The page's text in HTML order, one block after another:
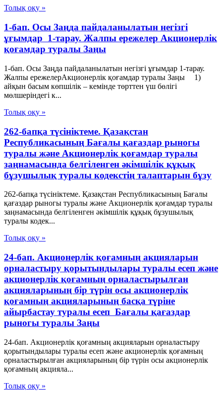
Толық оқу »
1-бап. Осы Заңда пайдаланылатын негізгі
ұғымдар 1-тарау. Жалпы ережелер Акционерлік
қоғамдар туралы Заңы
1-бап. Осы Заңда пайдаланылатын негізгі ұғымдар 1-тарау.
Жалпы ережелерАкционерлік қоғамдар туралы Заңы 1)
айқын басым көпшілік – кемінде төрттен үш бөлігі
мөлшеріндегі к...
Толық оқу »
262-бапқа түсініктеме. Қазақстан
Республикасының Бағалы қағаздар рыногы
туралы және Акционерлік қоғамдар туралы
заңнамасында белгіленген әкімшілік құқық
бұзушылық туралы кодекстің талаптарын бұзу
262-бапқа түсініктеме. Қазақстан Республикасының Бағалы
қағаздар рыногы туралы және Акционерлік қоғамдар туралы
заңнамасында белгіленген әкімшілік құқық бұзушылық
туралы кодек...
Толық оқу »
24-бап. Акционерлік қоғамның акцияларын
орналастыру қорытындылары туралы есеп және
акционерлік қоғамның орналастырылған
акцияларының бір түрін осы акционерлік
қоғамның акцияларының басқа түріне
айырбастау туралы есеп Бағалы қағаздар
рыногы туралы Заңы
24-бап. Акционерлік қоғамның акцияларын орналастыру
қорытындылары туралы есеп және акционерлік қоғамның
орналастырылған акцияларының бір түрін осы акционерлік
қоғамның акцияла...
Толық оқу »